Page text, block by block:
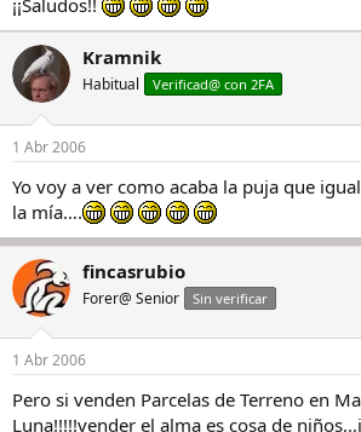
¡¡Saludos!!
Kramnik
Habitual Verificad@ con 2FA
1 Abr 2006
Yo voy a ver como acaba la puja que
la mía….
fincasrubio
Forer@ Senior Sin verificar
1 Abr 2006
Pero si venden Parcelas de Terreno en
Luna!!!!!vender el alma es cosa de